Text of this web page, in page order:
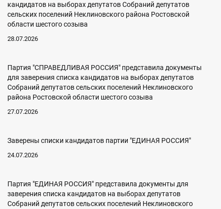
кандидатов на выборах депутатов Собраний депутатов
сельских поселений Неклиновского района Ростовской
области шестого созыва
28.07.2026
Партия "СПРАВЕДЛИВАЯ РОССИЯ" представила документы
для заверения списка кандидатов на выборах депутатов
Собраний депутатов сельских поселений Неклиновского
района Ростовской области шестого созыва
27.07.2026
Заверены списки кандидатов партии "ЕДИНАЯ РОССИЯ"
24.07.2026
Партия "ЕДИНАЯ РОССИЯ" представила документы для
заверения списка кандидатов на выборах депутатов
Собраний депутатов сельских поселений Неклиновского